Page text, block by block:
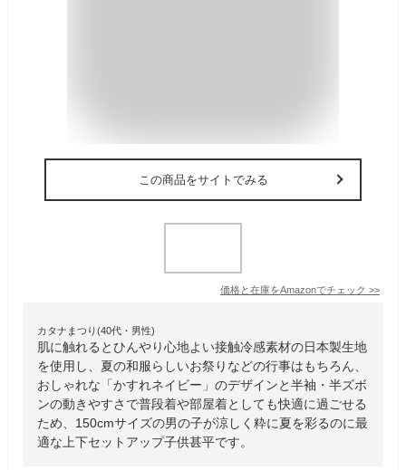
この商品をサイトでみる
価格と在庫をAmazonでチェック >>
カタナまつり(40代・男性)
肌に触れるとひんやり心地よい接触冷感素材の日本製生地
を使用し、夏の和服らしいお祭りなどの行事はもちろん、
おしゃれな「かすれネイビー」のデザインと半袖・半ズボ
ンの動きやすさで普段着や部屋着としても快適に過ごせる
ため、150cmサイズの男の子が涼しく粋に夏を彩るのに最
適な上下セットアップ子供甚平です。